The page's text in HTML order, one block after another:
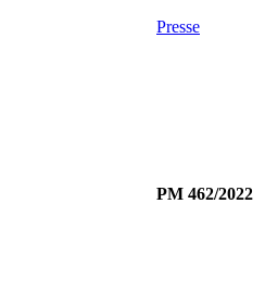
Presse
PM 462/2022